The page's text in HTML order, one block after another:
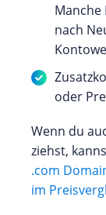
Manche
nach
oder
Wenn du
ziehst,
.com
im